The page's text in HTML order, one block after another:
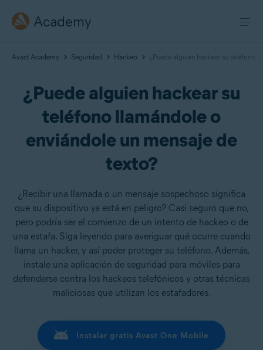
Academy
Avast Academy Seguridad Hackeo ¿Puede alguien hackear su teléfono
¿Puede alguien hackear su
teléfono llamándole o
enviándole un mensaje de
texto?
¿Recibir una llamada o un mensaje sospechoso significa
que su dispositivo ya está en peligro? Casi seguro que no,
pero podría ser el comienzo de un intento de hackeo o de
una estafa. Siga leyendo para averiguar qué ocurre cuando
llama un hacker, y así poder proteger su teléfono. Además,
instale una aplicación de seguridad para móviles para
defenderse contra los hackeos telefónicos y otras técnicas
maliciosas que utilizan los estafadores.
Instalar gratis Avast One Mobile